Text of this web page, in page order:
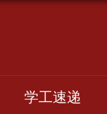
学工速递